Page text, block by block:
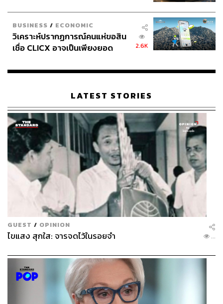
BUSINESS / ECONOMIC
วิเคราะห์ปรากฏการณ์คนแห่ขอสิน
เชื่อ CLICX อาจเป็นเพียงยอด
เรือนไทยที่ถูกซุกไว้
2.6K
LATEST STORIES
GUEST / OPINION
ไขแสง สุกใส: จารจดไว้ในรอยจำ ...